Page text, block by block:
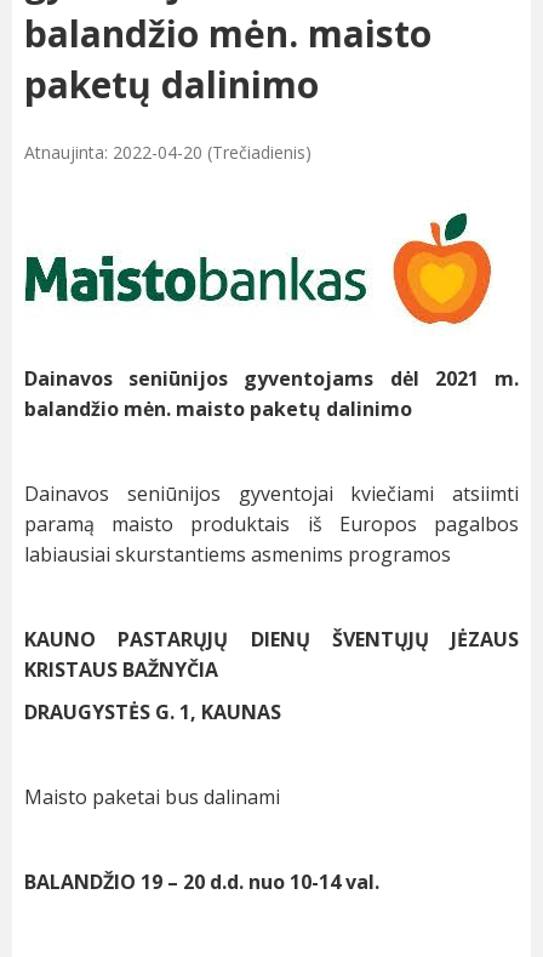
balandžio mėn. maisto
paketų dalinimo
Atnaujinta: 2022-04-20 (Trečiadienis)
Dainavos seniūnijos gyventojams dėl 2021 m.
balandžio mėn. maisto paketų dalinimo
Dainavos seniūnijos gyventojai kviečiami atsiimti
paramą maisto produktais iš Europos pagalbos
labiausiai skurstantiems asmenims programos
KAUNO PASTARŲJŲ DIENŲ ŠVENTŲJŲ JĖZAUS
KRISTAUS BAŽNYČIA
DRAUGYSTĖS G. 1, KAUNAS
Maisto paketai bus dalinami
BALANDŽIO 19 – 20 d.d. nuo 10-14 val.